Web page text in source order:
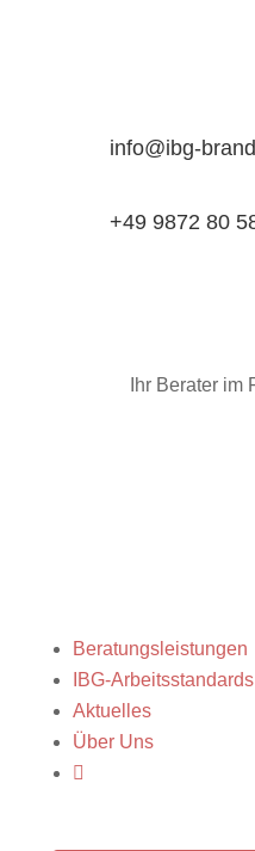
info@ibg-
+49 9872 80
Ihr Berater im
Beratungsleistungen
IBG-
Aktuelles
Über Uns
